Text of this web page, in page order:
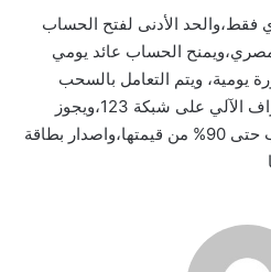
فقط،والحد الأدنى لفتح الحساب
هو 1000جنيه مصري،ويمنح الحساب عائد يومي
ويتم التعامل بالسحب
والايداع من خلال ماكينات الصراف الآلي على شبكة 123،ويجوز
الاقتراض بضمان رصيد الحساب حتى 90% من قيمتها،واصدار بطاقة